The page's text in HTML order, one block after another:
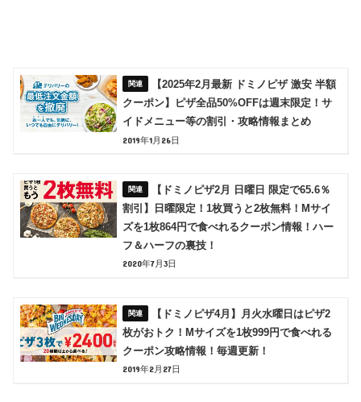
【2025年2月最新 ドミノピザ 激安 半額
クーポン】ピザ全品50%OFFは週末限定！サ
イドメニュー等の割引・攻略情報まとめ
2019年1月26日
【ドミノピザ2月 日曜日 限定で65.6％
割引】日曜限定！1枚買うと2枚無料！Mサイ
ズを1枚864円で食べれるクーポン情報！ハー
フ＆ハーフの裏技！
2020年7月3日
【ドミノピザ4月】月火水曜日はピザ2
枚がおトク！Mサイズを1枚999円で食べれる
クーポン攻略情報！毎週更新！
2019年2月27日